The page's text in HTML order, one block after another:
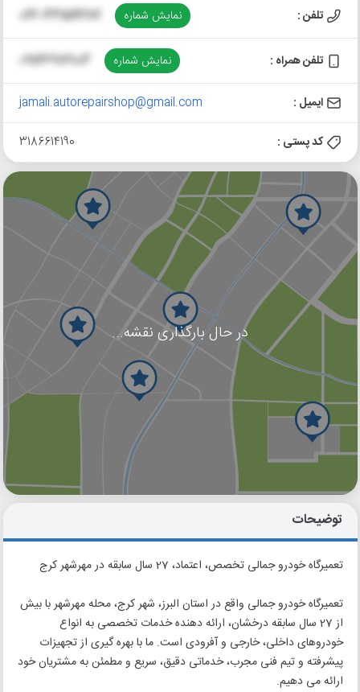
تلفن : نمایش شماره 026-33514282
تلفن همراه : نمایش شماره 09126976103
ایمیل : jamali.autorepairshop@gmail.com
کد پستی : 3186614190
در حال بارگذاری نقشه...
گوگل
توضیحات
تعمیرگاه خودرو جمالی تخصص، اعتماد، 27 سال سابقه در مهرشهر کرج
تعمیرگاه خودرو جمالی واقع در استان البرز، شهر کرج، محله مهرشهر با بیش
از 27 سال سابقه درخشان، ارائه دهنده خدمات تخصصی به انواع
خودروهای داخلی، خارجی و آفرودی است. ما با بهره گیری از تجهیزات
پیشرفته و تیم فنی مجرب، خدماتی دقیق، سریع و مطمئن به مشتریان خود
ارائه می دهیم.